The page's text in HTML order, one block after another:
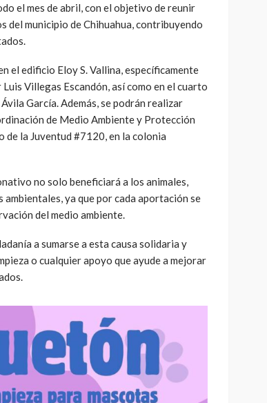
el mes de abril, con el objetivo de reunir
del municipio de Chihuahua, contribuyendo
el edificio Eloy S. Vallina, específicamente
Villegas Escandón, así como en el cuarto
García. Además, se podrán realizar
de Medio Ambiente y Protección
de la Juventud #7120, en la colonia
no solo beneficiará a los animales,
ambientales, ya que por cada aportación se
del medio ambiente.
a sumarse a esta causa solidaria y
o cualquier apoyo que ayude a mejorar